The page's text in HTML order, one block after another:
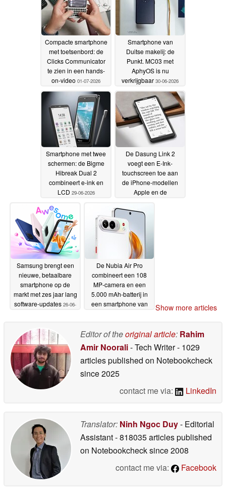
Compacte smartphone
met toetsenbord: de
Clicks Communicator
te zien in een hands-
on-video 01-07-2026
Smartphone van
Duitse makelij: de
Punkt. MC03 met
AphyOS is nu
verkrijgbaar 30-06-2026
Smartphone met twee
schermen: de Bigme
Hibreak Dual 2
combineert e-ink en
LCD 29-06-2026
De Dasung Link 2
voegt een E-Ink-
touchscreen toe aan
de iPhone-modellen
Apple en de
26-06-2026
Samsung brengt een
nieuwe, betaalbare
smartphone op de
markt met zes jaar lang
software-updates 26-06-
De Nubia Air Pro
combineert een 108
MP-camera en een
5.000 mAh-batterij in
een smartphone van
Show more articles
Editor of theoriginal article: Rahim
Amir Noorali- Tech Writer- 1029
articles published on Notebookcheck
since 2025
contact me via:
LinkedIn
Translator: Ninh Ngoc Duy- Editorial
Assistant- 818035 articles published
on Notebookchecksince 2008
contact me via:
Facebook